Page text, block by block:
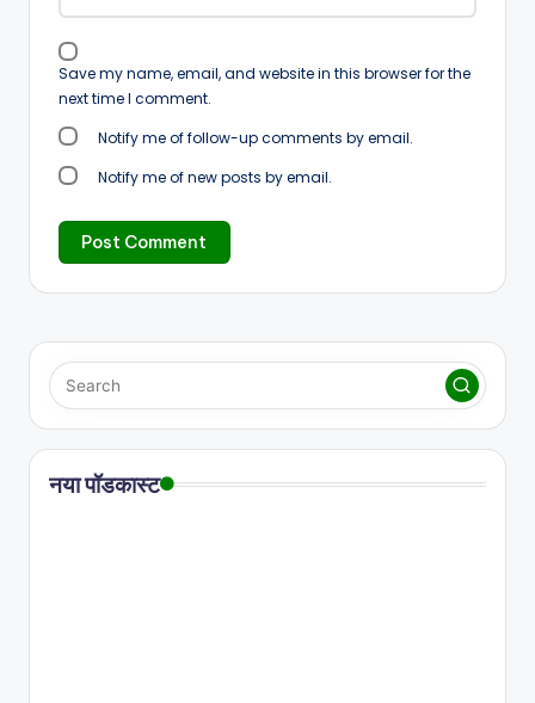
Save my name, email, and website in this browser for the
next time I comment.
Notify me of follow-up comments by email.
Notify me of new posts by email.
नया पॉडकास्ट